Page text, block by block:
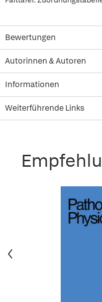
Bewertungen
Autorinnen & Autoren
Informationen
Weiterführende Links